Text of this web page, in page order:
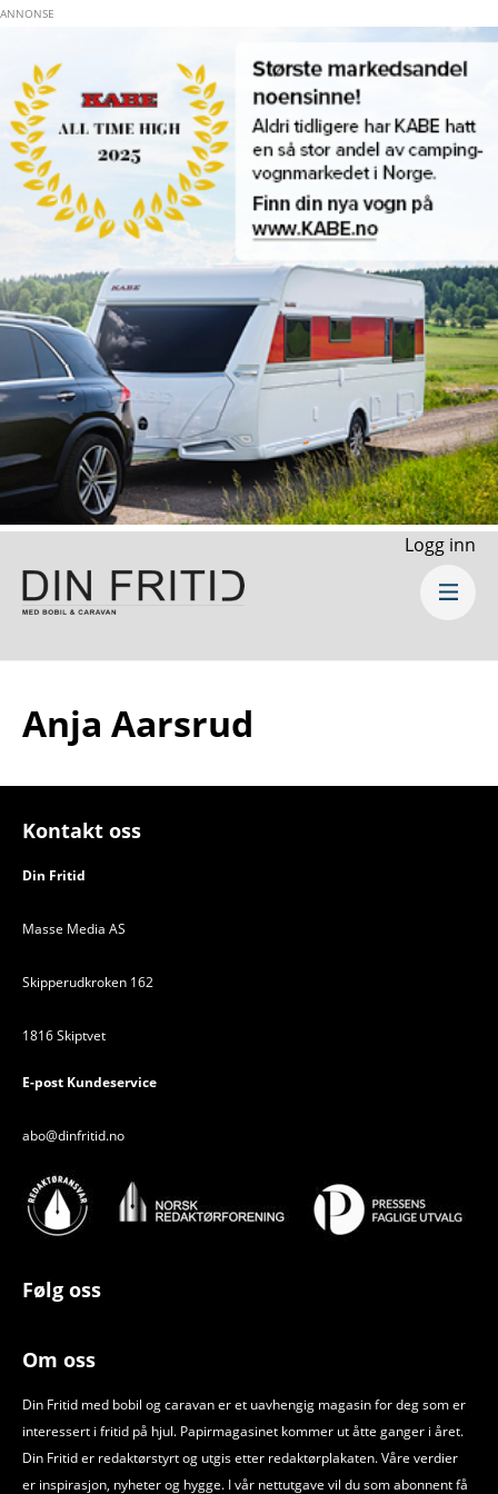
Logg inn
Anja Aarsrud
Kontakt oss
Din Fritid
Masse Media AS
Skipperudkroken 162
1816 Skiptvet
E-post Kundeservice
abo@dinfritid.no
Følg oss
Om oss
Din Fritid med bobil og caravan er et uavhengig magasin for deg som er
interessert i fritid på hjul. Papirmagasinet kommer ut åtte ganger i året.
Din Fritid er redaktørstyrt og utgis etter redaktørplakaten. Våre verdier
er inspirasjon, nyheter og hygge. I vår nettutgave vil du som abonnent få